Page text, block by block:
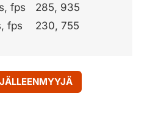
fps
285, 935
fps
230, 755